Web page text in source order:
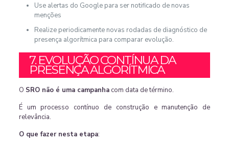
Use alertas do Google para ser notificado de novas
menções
Realize periodicamente novas rodadas de diagnóstico de
presença algorítmica para comparar evolução.
7. EVOLUÇÃO CONTÍNUA DA
PRESENÇA ALGORÍTMICA
O SRO não é uma campanhacom data de término.
É um processo contínuo de construção e manutenção de
relevância.
O que fazer nesta etapa: